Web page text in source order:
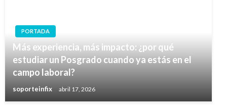
PORTADA
Más experiencia, más impacto: ¿por qué
estudiar un Posgrado cuando ya estás en el
campo laboral?
soporteinfix abril 17, 2026